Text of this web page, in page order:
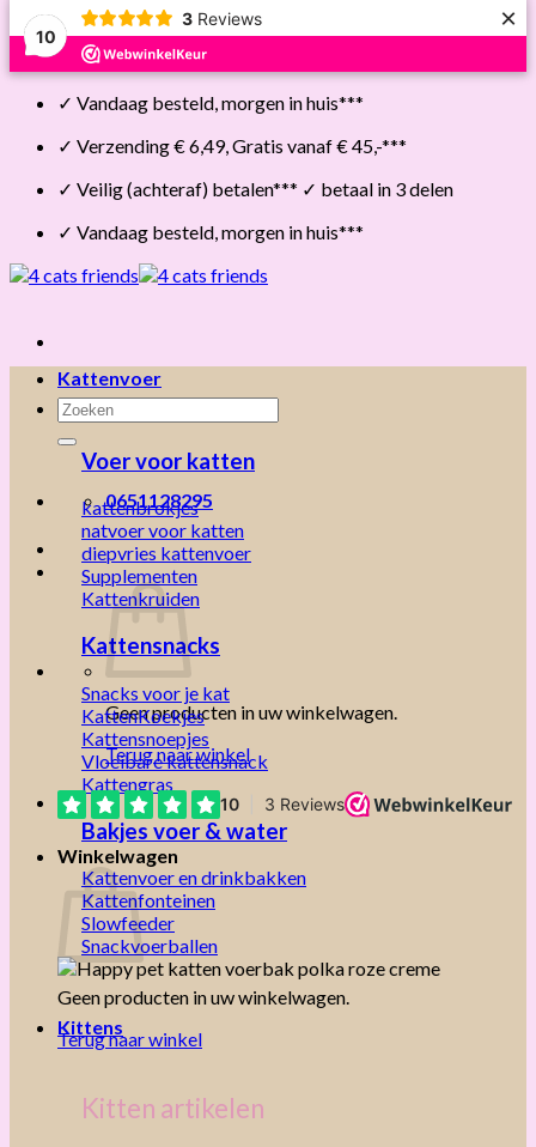
10
3 Reviews ×
Skip
✓ Vandaag besteld, morgen in huis***
✓ Verzending € 6,49, Gratis vanaf € 45,-***
✓ Veilig (achteraf) betalen*** ✓ betaal in 3 delen
✓ Vandaag besteld, morgen in huis***
Zoeken
naar:
0651128295
Geen producten in uw winkelwagen.
Terug naar winkel
Winkelwagen
Geen producten in uw winkelwagen.
Terug naar winkel
Kattenvoer
Voer voor katten
kattenbrokjes
natvoer voor katten
diepvries kattenvoer
Supplementen
Kattenkruiden
Kattensnacks
Snacks voor je kat
KattenKoekjes
Kattensnoepjes
Vloeibare kattensnack
Kattengras
Bakjes voer & water
Kattenvoer en drinkbakken
Kattenfonteinen
Slowfeeder
Snackvoerballen
Kittens
Kitten artikelen